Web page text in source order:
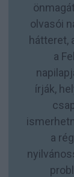
olvasói
hátteret,
a
írják,
a